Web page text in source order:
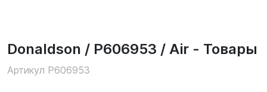
Donaldson / P606953 / Air - Товары
Артикул P606953